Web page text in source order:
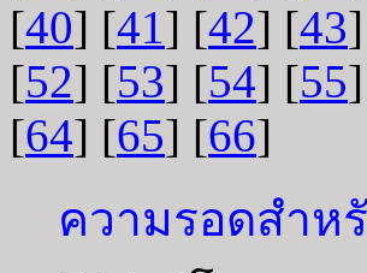
[40] [41] [42] [43
[52] [53] [54] [55
[64] [65] [66]
ความรอดสำห